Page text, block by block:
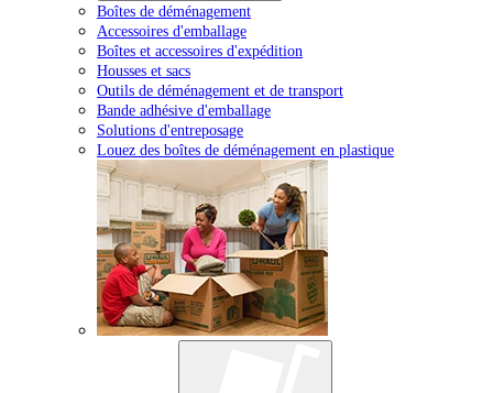
Boîtes de déménagement
Accessoires d'emballage
Boîtes et accessoires d'expédition
Housses et sacs
Outils de déménagement et de transport
Bande adhésive d'emballage
Solutions d'entreposage
Louez des boîtes de déménagement en plastique